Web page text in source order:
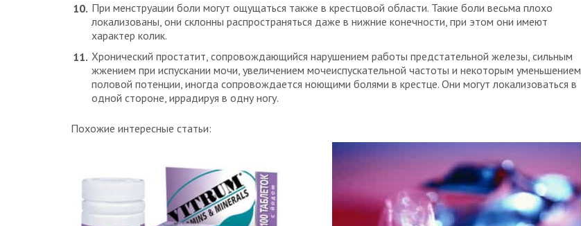
При менструации боли могут ощущаться также в крестцовой области. Такие боли весьма плохо
локализованы, они склонны распространяться даже в нижние конечности, при этом они имеют
характер колик.
Хронический простатит, сопровождающийся нарушением работы предстательной железы, сильным
жжением при испускании мочи, увеличением мочеиспускательной частоты и некоторым уменьшением
половой потенции, иногда сопровождается ноющими болями в крестце. Они могут локализоваться в
одной стороне, иррадируя в одну ногу.
Похожие интересные статьи: